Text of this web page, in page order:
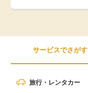
サービスでさがす
旅行・レンタカー